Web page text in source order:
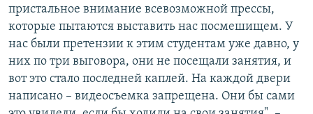
пристальное внимание всевозможной прессы,
которые пытаются выставить нас посмешищем. У
нас были претензии к этим студентам уже давно, у
них по три выговора, они не посещали занятия, и
вот это стало последней каплей. На каждой двери
написано – видеосъемка запрещена. Они бы сами